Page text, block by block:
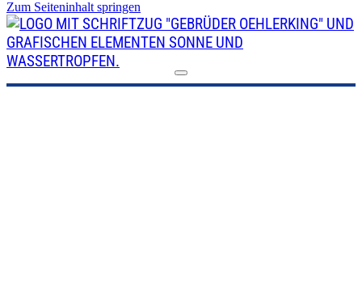
Zum Seiteninhalt springen